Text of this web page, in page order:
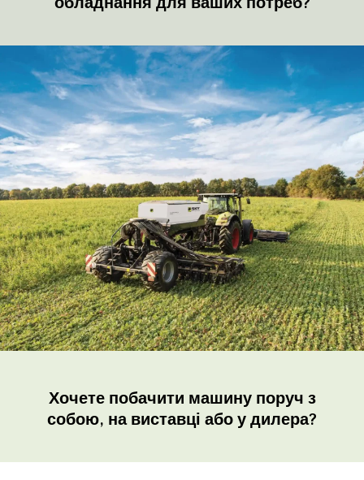
Хочете побачити машину поруч з
собою, на виставці або у дилера?